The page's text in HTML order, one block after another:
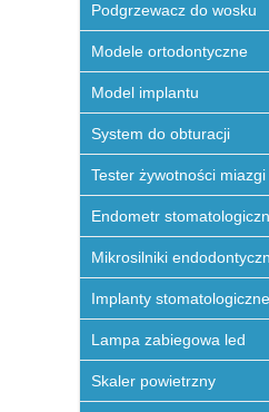
Podgrzewacz do wosku
Modele ortodontyczne
Model implantu
System do obturacji
Tester żywotności miazgi
Endometr
Mikrosilniki
Implanty stomatologiczne
Lampa zabiegowa led
Skaler powietrzny